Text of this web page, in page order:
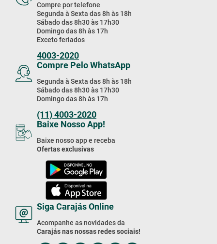
Compre por telefone
Segunda à Sexta das 8h às 18h
Sábado das 8h30 às 17h30
Domingo das 8h às 17h
Exceto feriados
4003-2020
Compre Pelo WhatsApp
Segunda à Sexta das 8h às 18h
Sábado das 8h30 às 17h30
Domingo das 8h às 17h
(11) 4003-2020
Baixe Nosso App!
Baixe nosso app e receba
Ofertas exclusivas
Siga Carajás Online
Acompanhe as novidades da
Carajás nas nossas redes sociais!